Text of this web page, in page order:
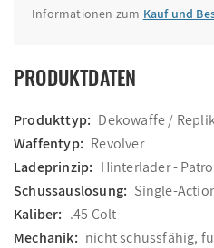
Informationen zum Kauf und
PRODUKTDATEN
Produkttyp: Dekowaffe /
Waffentyp: Revolver
Ladeprinzip: Hinterlader -
Schussauslösung: Single-
Kaliber: .45 Colt
Mechanik: nicht schussfähig,